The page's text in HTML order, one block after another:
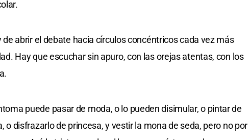
abrir el debate hacia círculos concéntricos cada vez más
Hay que escuchar sin apuro, con las orejas atentas, con los
puede pasar de moda, o lo pueden disimular, o pintar de
o disfrazarlo de princesa, y vestir la mona de seda, pero no por